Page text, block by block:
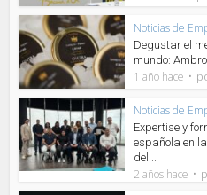
Noticias de
Degustar el
mundo:
1 año hace
Noticias de
Expertise y
española en
del...
2 años hace